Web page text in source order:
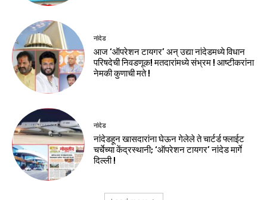
नांदेड
आज ‘ऑपरेशन टायगर’ अन् उद्या नांदेडमध्ये विधान
परिषदेची निवडणूक! मतदारांमध्ये संभ्रम ! आष्टीकरांना
नेमकी कुणाची मते !
नांदेड
नांदेडहून खासदारांना घेऊन गेलेले ते चार्टर्ड फ्लाईट
चर्चेच्या केंद्रस्थानी; ‘ऑपरेशन टायगर’ नांदेड मार्गे
दिल्ली !